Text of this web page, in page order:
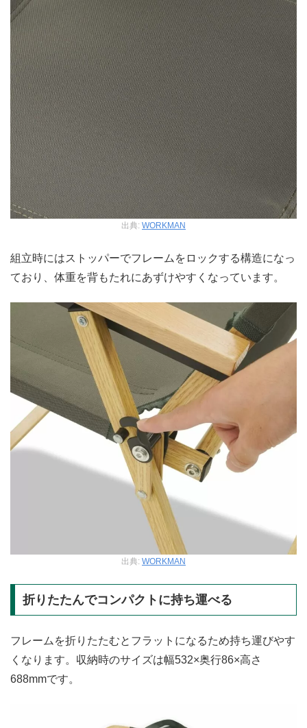
出典: WORKMAN
組立時にはストッパーでフレームをロックする構造になっ
ており、体重を背もたれにあずけやすくなっています。
出典: WORKMAN
折りたたんでコンパクトに持ち運べる
フレームを折りたたむとフラットになるため持ち運びやす
くなります。収納時のサイズは幅532×奥行86×高さ
688mmです。